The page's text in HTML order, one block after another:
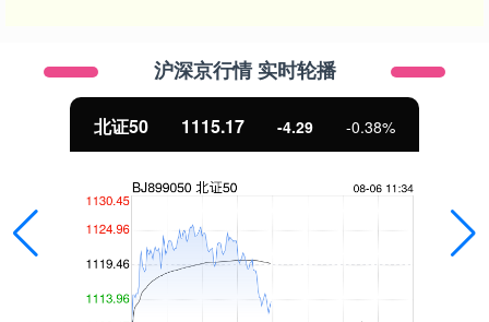
沪深京行情 实时轮播
北证50 1115.17 -4.29 -0.38%